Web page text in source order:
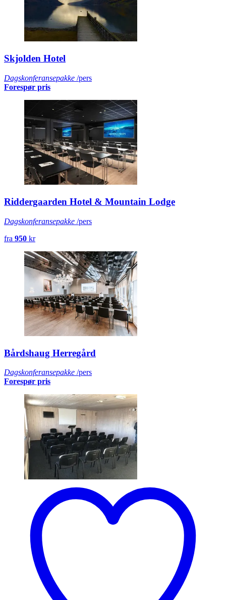
Skjolden Hotel
Dagskonferansepakke /pers
Forespør pris
Riddergaarden Hotel & Mountain Lodge
Dagskonferansepakke /pers
fra 950 kr
Bårdshaug Herregård
Dagskonferansepakke /pers
Forespør pris